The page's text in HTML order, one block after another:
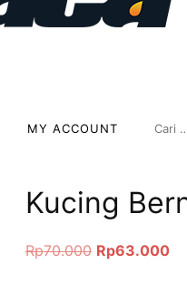
MY ACCOUNT
Kucing
Rp70.000 Rp63.000